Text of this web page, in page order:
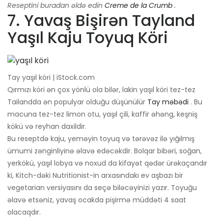
Reseptini buradan əldə edin Creme de la Crumb .
7. Yavaş Bişirən Tayland
Yaşıl Kaju Toyuq Köri
Tay yaşıl köri | iStock.com
Qırmızı köri ən çox yönlü ola bilər, lakin yaşıl köri tez-tez
Tailandda ən populyar olduğu düşünülür Tay məbədi . Bu
macuna tez-tez limon otu, yaşıl çili, kaffir əhəng, keşniş
kökü və reyhan daxildir.
Bu reseptdə kaju, yeməyin toyuq və tərəvəz ilə yığılmış
ümumi zənginliyinə əlavə edəcəkdir. Bolqar bibəri, soğan,
yerkökü, yaşıl lobya və noxud da kifayət qədər ürəkaçandır
ki, Kitch-dəki Nutritionist-in arxasındakı ev aşbazı bir
vegetarian versiyasını da seçə biləcəyinizi yazır. Toyuğu
əlavə etsəniz, yavaş ocakda pişirmə müddəti 4 saat
olacaqdır.